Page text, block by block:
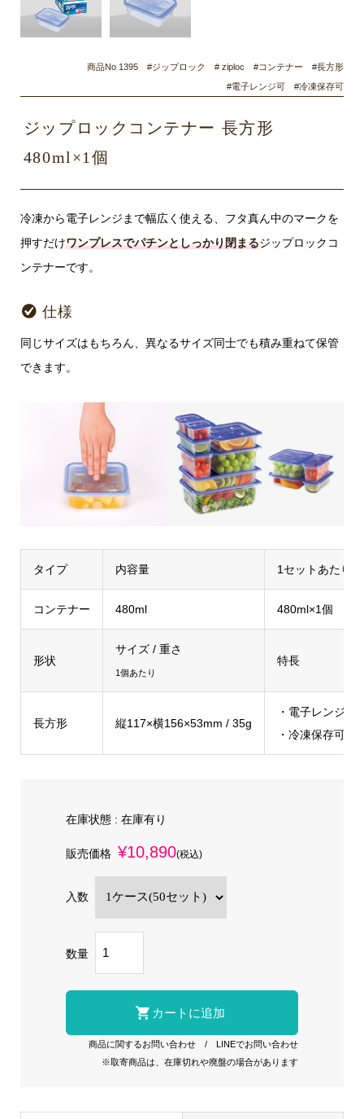
商品No 1395 #ジップロック # ziploc #コンテナー #長方形
#電子レンジ可 #冷凍保存可
ジップロックコンテナー 長方形
480ml×1個
冷凍から電子レンジまで幅広く使える、フタ真ん中のマークを
押すだけワンプレスでパチンとしっかり閉まるジップロックコ
ンテナーです。
仕様
同じサイズはもちろん、異なるサイズ同士でも積み重ねて保管
できます。
タイプ 内容量 1セットあたり
コンテナー 480ml 480ml×1個
形状
サイズ / 重さ
1個あたり
特長
長方形 縦117×横156×53mm / 35g
・電子レンジ可
・冷凍保存可
在庫状態 : 在庫有り
販売価格 ¥10,890(税込)
入数
数量
商品に関するお問い合わせ /LINEでお問い合わせ
※取寄商品は、在庫切れや廃盤の場合があります